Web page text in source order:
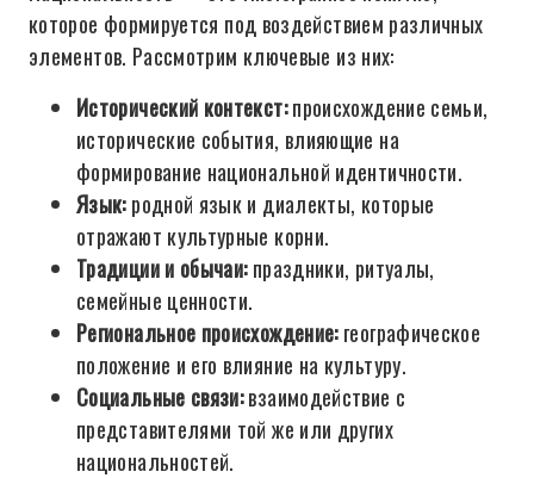
которое формируется под воздействием различных
элементов. Рассмотрим ключевые из них:
Исторический контекст:происхождение семьи,
исторические события, влияющие на
формирование национальной идентичности.
Язык:родной язык и диалекты, которые
отражают культурные корни.
Традиции и обычаи:праздники, ритуалы,
семейные ценности.
Региональное происхождение:географическое
положение и его влияние на культуру.
Социальные связи:взаимодействие с
представителями той же или других
национальностей.